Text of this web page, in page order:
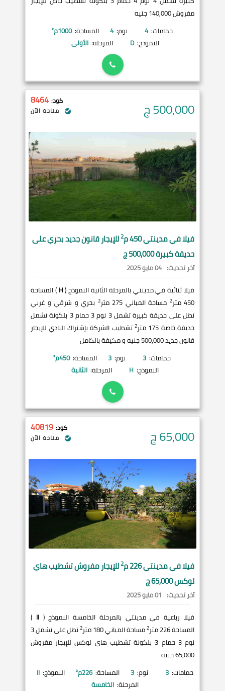
مفروش 140,000 جنيه
حمامات: 4 نوم: 4 المساحة: 1000م²
النموذج: D المرحلة: الأولى
500,000ج كود: 8464
متاحة الآن
فيلا فيمدينتي450 م 2للإيجار قانون جديد بحري على
حديقة كبيرة 500,000 ج
آخر تحديث: 04 مايو 2025
فيلا ثنائية في مدينتي بالمرحلة الثانية النموذج (H ) المساحة
450 متر
2 مساحة المباني 275 متر 2 بحري و شرقي و غربي
تطل على حديقة كبيرة تشمل 3 نوم 3 حمام 3 بلكونة تشمل
حديقة خاصة 175 متر
2 تشطيب الشركة بإشتراك النادي للإيجار
قانون جديد 500,000 جنيه و مكيفة بالكامل
حمامات: 3 نوم: 3 المساحة: 450م²
النموذج: H المرحلة: الثانية
65,000ج كود: 40819
متاحة الآن
فيلا فيمدينتي226 م 2للإيجار مفروش تشطيب هاي
لوكس 65,000 ج
آخر تحديث: 01 مايو 2025
فيلا رباعية في مدينتي بالمرحلة الخامسة النموذج (II
)
المساحة 226 متر
2مساحة المباني 180 متر 2
تطل على تشمل 3
نوم 3 حمام 3 بلكونة تشطيب هاي لوكس للإيجار مفروش
65,000 جنيه
حمامات: 3 نوم: 3 المساحة: 226م² النموذج: II
المرحلة: الخامسة